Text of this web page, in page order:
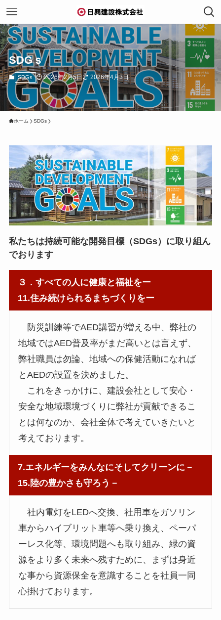
SDGｓ
SDGs 2026年2月5日 2026年4月3日
ホーム SDGs
私たちは持続可能な開発目標（SDGs）に取り組ん
でおります
３．すべての人に健康と福祉をー
11.住み続けられるまちづくりをー
防災訓練等でAED講習が増える中、弊社の
地域ではAED普及率がまだ高いとは言えず、
弊社職員は勿論、地域への保健活動になれば
とAEDの設置を決めました。
これをきっかけに、建設会社として安心・
安全な地域環境づくりに弊社が貢献できるこ
とは何なのか、会社全体で考えていきたいと
考えております。
7.エネルギーをみんなにそしてクリーンに－
15.陸の豊かさも守ろう－
社内電灯をLEDへ交換、社用車をガソリン
車からハイブリット車等へ乗り換え、ペーパ
ーレス化等、環境問題へも取り組み、緑の資
源をより多く未来へ残すために、まずは身近
な事から資源保全を意識することを社員一同
心掛けております。